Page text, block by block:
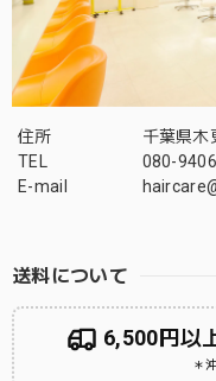
住所
千葉県木
TEL
080-
E-mail
送料について
6,500円以
＊